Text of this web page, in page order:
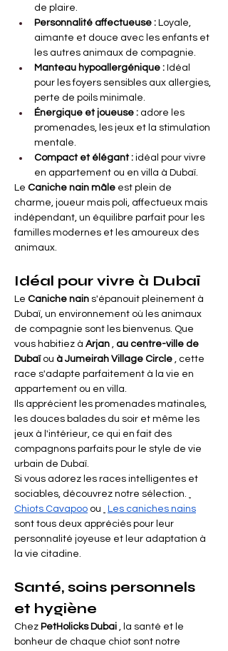
de plaire.
Personnalité affectueuse : Loyale,
aimante et douce avec les enfants et
les autres animaux de compagnie.
Manteau hypoallergénique : Idéal
pour les foyers sensibles aux allergies,
perte de poils minimale.
Énergique et joueuse : adore les
promenades, les jeux et la stimulation
mentale.
Compact et élégant : idéal pour vivre
en appartement ou en villa à Dubaï.
Le Caniche nain mâle est plein de
charme, joueur mais poli, affectueux mais
indépendant, un équilibre parfait pour les
familles modernes et les amoureux des
animaux.
Idéal pour vivre à Dubaï
Le Caniche nain s'épanouit pleinement à
Dubaï, un environnement où les animaux
de compagnie sont les bienvenus. Que
vous habitiez à Arjan , au centre-ville de
Dubaï ou à Jumeirah Village Circle , cette
race s'adapte parfaitement à la vie en
appartement ou en villa.
Ils apprécient les promenades matinales,
les douces balades du soir et même les
jeux à l'intérieur, ce qui en fait des
compagnons parfaits pour le style de vie
urbain de Dubaï.
Si vous adorez les races intelligentes et
sociables, découvrez notre sélection.
Chiots Cavapoo ou
Les caniches nains
sont tous deux appréciés pour leur
personnalité joyeuse et leur adaptation à
la vie citadine.
Santé, soins personnels
et hygiène
Chez PetHolicks Dubai , la santé et le
bonheur de chaque chiot sont notre